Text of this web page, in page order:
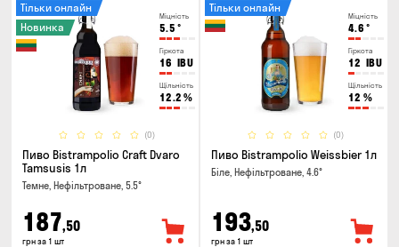
Міцність
5.5 °
Гіркота
16 IBU
Щільність
12.2 %
(0)
Тільки онлайн
Новинка
Пиво Bistrampolio Craft Dvaro
Tamsusis 1л
Темне, Нефільтроване, 5.5°
187,50
грн за 1 шт
Міцність
4.6 °
Гіркота
12 IBU
Щільність
12 %
(0)
Тільки онлайн
Пиво Bistrampolio Weissbier 1л
Біле, Нефільтроване, 4.6°
193,50
грн за 1 шт